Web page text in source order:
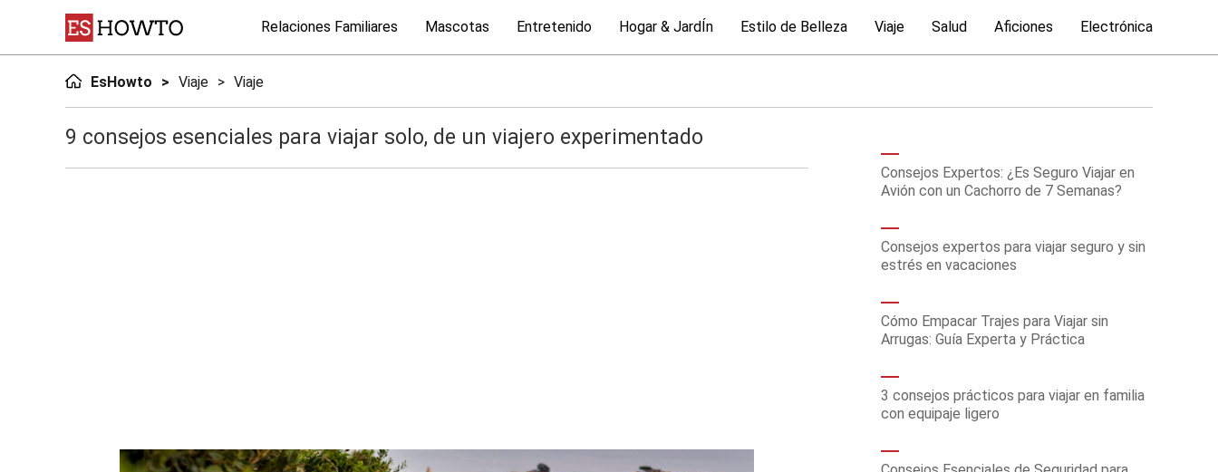
Relaciones Familiares Mascotas Entretenido Hogar & JardÍn Estilo de Belleza Viaje Salud Aficiones Electrónica
EsHowto Viaje Viaje
9 consejos esenciales para viajar solo, de un viajero experimentado
Consejos Expertos: ¿Es Seguro Viajar en
Avión con un Cachorro de 7 Semanas?
Consejos expertos para viajar seguro y sin
estrés en vacaciones
Cómo Empacar Trajes para Viajar sin
Arrugas: Guía Experta y Práctica
3 consejos prácticos para viajar en familia
con equipaje ligero